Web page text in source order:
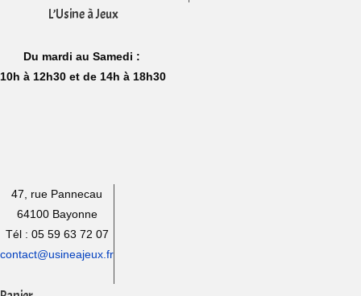
L’Usine à Jeux
Du mardi au Samedi :
10h à 12h30 et de 14h à 18h30
47, rue Pannecau
64100 Bayonne
Tél : 05 59 63 72 07
contact@usineajeux.fr